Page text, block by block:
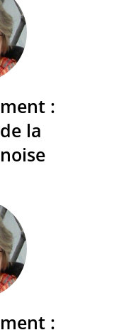
:
la
: